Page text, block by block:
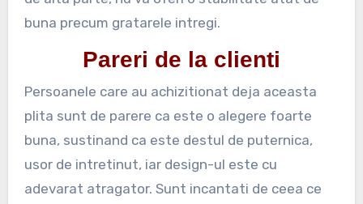
buna precum gratarele intregi.
Pareri de la clienti
Persoanele care au achizitionat deja aceasta
plita sunt de parere ca este o alegere foarte
buna, sustinand ca este destul de puternica,
usor de intretinut, iar design-ul este cu
adevarat atragator. Sunt incantati de ceea ce